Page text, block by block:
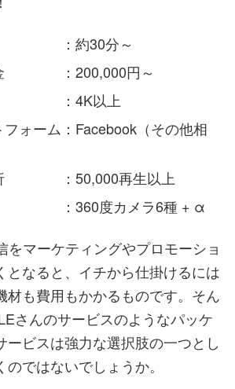
：約30分～
金 ：200,000円～
：4K以上
ォーム：Facebook（その他相
析 ：50,000再生以上
：360度カメラ6種 + α
をマーケティングやプロモーショ
となると、イチから仕掛けるには
材も費用もかかるものです。そん
さんのサービスのようなパッケ
ービスは強力な選択肢の一つとし
ではないでしょうか。